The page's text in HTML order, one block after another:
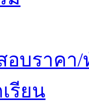
อบราคา/
รียน